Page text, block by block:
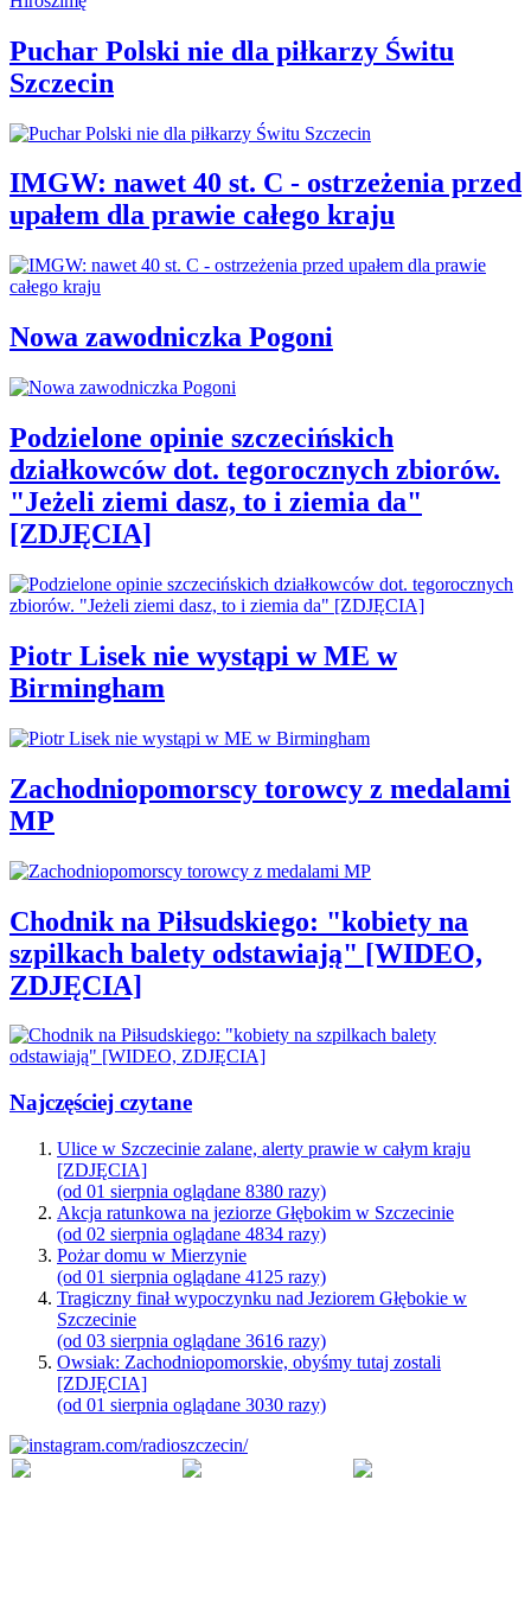
Puchar Polski nie dla piłkarzy Świtu
Szczecin
IMGW: nawet 40 st. C - ostrzeżenia przed
upałem dla prawie całego kraju
Nowa zawodniczka Pogoni
Podzielone opinie szczecińskich
działkowców dot. tegorocznych zbiorów.
"Jeżeli ziemi dasz, to i ziemia da"
[ZDJĘCIA]
Piotr Lisek nie wystąpi w ME w
Birmingham
Zachodniopomorscy torowcy z medalami
MP
Chodnik na Piłsudskiego: "kobiety na
szpilkach balety odstawiają" [WIDEO,
ZDJĘCIA]
Najczęściej czytane
Ulice w Szczecinie zalane, alerty prawie w całym kraju
[ZDJĘCIA]
(od 01 sierpnia oglądane 8380 razy)
Akcja ratunkowa na jeziorze Głębokim w Szczecinie
(od 02 sierpnia oglądane 4834 razy)
Pożar domu w Mierzynie
(od 01 sierpnia oglądane 4125 razy)
Tragiczny finał wypoczynku nad Jeziorem Głębokie w
Szczecinie
(od 03 sierpnia oglądane 3616 razy)
Owsiak: Zachodniopomorskie, obyśmy tutaj zostali
[ZDJĘCIA]
(od 01 sierpnia oglądane 3030 razy)